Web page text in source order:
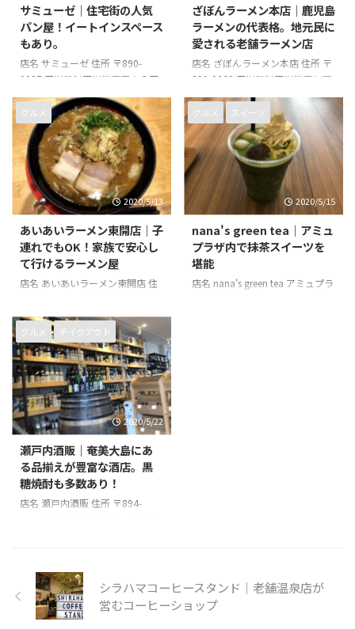
サミューゼ｜住宅街の人気
パン屋！イートインスペース
もあり。
店名 サミューゼ 住所 〒890-
0037 鹿児島県鹿児島市広木３丁
目１４−１ 電話番号 099-297-
5457 営業時間 7時00分～19時00
分 店休日 月曜日
ざぼんラーメン本店｜鹿児島
ラーメンの代表格。地元民に
愛される老舗ラーメン店
店名 ざぼんラーメン本店 住所 〒
890-0062 鹿児島県鹿児島市与次
郎１丁目６−２０ 電話番号 099-
257-0605 営業時間 11時00分～
21時00分 店休日 年中無休
グルメ
2020/5/13
あいあいラーメン東開店｜子
連れでもOK！家族で安心し
て行けるラーメン屋
店名 あいあいラーメン東開店 住
東開町３−７７ 電話番号 099-
260-0024 営業時間 11:00~21:00
店休日 年中無休
グルメ スイーツ
2020/5/15
nana's green tea｜アミュ
プラザ内で抹茶スイーツを
堪能
店名 nana's green tea アミュプラ
グルメ テイクアウト
2020/5/22
瀬戸内酒販｜奄美大島にあ
る品揃えが豊富な酒店。黒
糖焼酎も多数あり！
店名 瀬戸内酒販 住所 〒894-
シラハマコーヒースタンド｜老舗温泉店が
営むコーヒーショップ